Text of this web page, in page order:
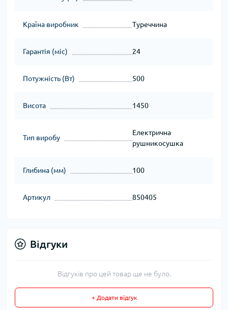
Країна виробник Туреччина
Гарантія (міс) 24
Потужність (Вт) 500
Висота 1450
Тип виробу
Електрична
рушникосушка
Глибина (мм) 100
Артикул 850405
Відгуки
Відгуків про цей товар ще не було.
+ Додати відгук